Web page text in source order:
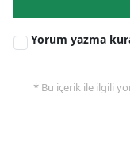
Yorum yazma
* Bu içerik ile ilgili